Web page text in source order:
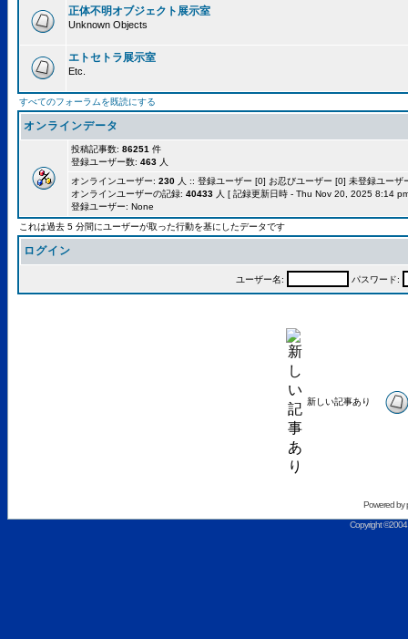
正体不明オブジェクト展示室
Unknown Objects
エトセトラ展示室
Etc.
すべてのフォーラムを既読にする
オンラインデータ
投稿記事数: 86251 件
登録ユーザー数: 463 人
オンラインユーザー: 230 人 :: 登録ユーザー [0] お忍びユーザー [0] 未登録ユー
オンラインユーザーの記録: 40433 人 [ 記録更新日時 - Thu Nov 20, 2025 8:14
登録ユーザー: None
これは過去 5 分間にユーザーが取った行動を基にしたデータです
ログイン
ユーザー名: パスワード:
新しい記事あり
Powered by
Copyright ©2004